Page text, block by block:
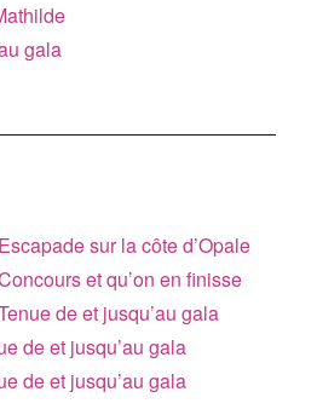
gala
Escapade sur la côte d’Opale
et qu’on en finisse
de et jusqu’au gala
de et jusqu’au gala
de et jusqu’au gala